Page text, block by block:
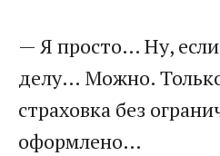
— Я просто… Ну, если
делу… Можно.
страховка без
оформлено…